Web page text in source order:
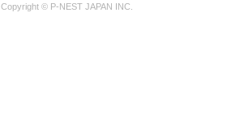
Copyright © P-NEST JAPAN INC.